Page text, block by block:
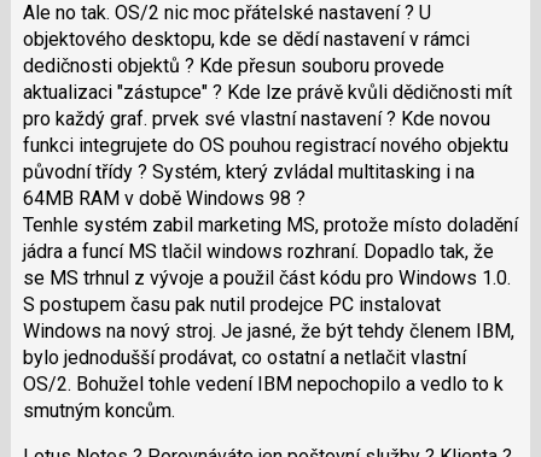
navigaci
lze
použít
i
klávesy
N
pro
následující
a
P
pro
předchozí
nový
názor
Ale no tak. OS/2 nic moc přátelské nastavení ? U
objektového desktopu, kde se dědí nastavení v rámci
dedičnosti objektů ? Kde přesun souboru provede
aktualizaci "zástupce" ? Kde lze právě kvůli dědičnosti mít
pro každý graf. prvek své vlastní nastavení ? Kde novou
funkci integrujete do OS pouhou registrací nového objektu
původní třídy ? Systém, který zvládal multitasking i na
64MB RAM v době Windows 98 ?
Tenhle systém zabil marketing MS, protože místo doladění
jádra a funcí MS tlačil windows rozhraní. Dopadlo tak, že
se MS trhnul z vývoje a použil část kódu pro Windows 1.0.
S postupem času pak nutil prodejce PC instalovat
Windows na nový stroj. Je jasné, že být tehdy členem IBM,
bylo jednodušší prodávat, co ostatní a netlačit vlastní
OS/2. Bohužel tohle vedení IBM nepochopilo a vedlo to k
smutným koncům.